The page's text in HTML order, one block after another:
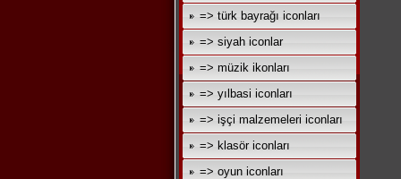
=> türk bayrağı iconları
=> siyah iconlar
=> müzik ikonları
=> yılbasi iconları
=> işçi malzemeleri iconları
=> klasör iconları
=> oyun iconları